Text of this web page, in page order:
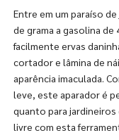
Entre em um paraíso
de grama a gasolina
facilmente ervas
cortador e lâmina de
aparência imaculada.
leve, este aparador é
quanto para jardineiros
livre com esta